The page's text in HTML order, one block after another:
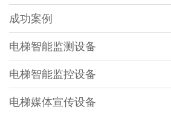
成功案例
电梯智能监测设备
电梯智能监控设备
电梯媒体宣传设备